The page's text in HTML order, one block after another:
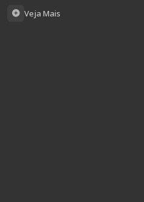
Veja Mais